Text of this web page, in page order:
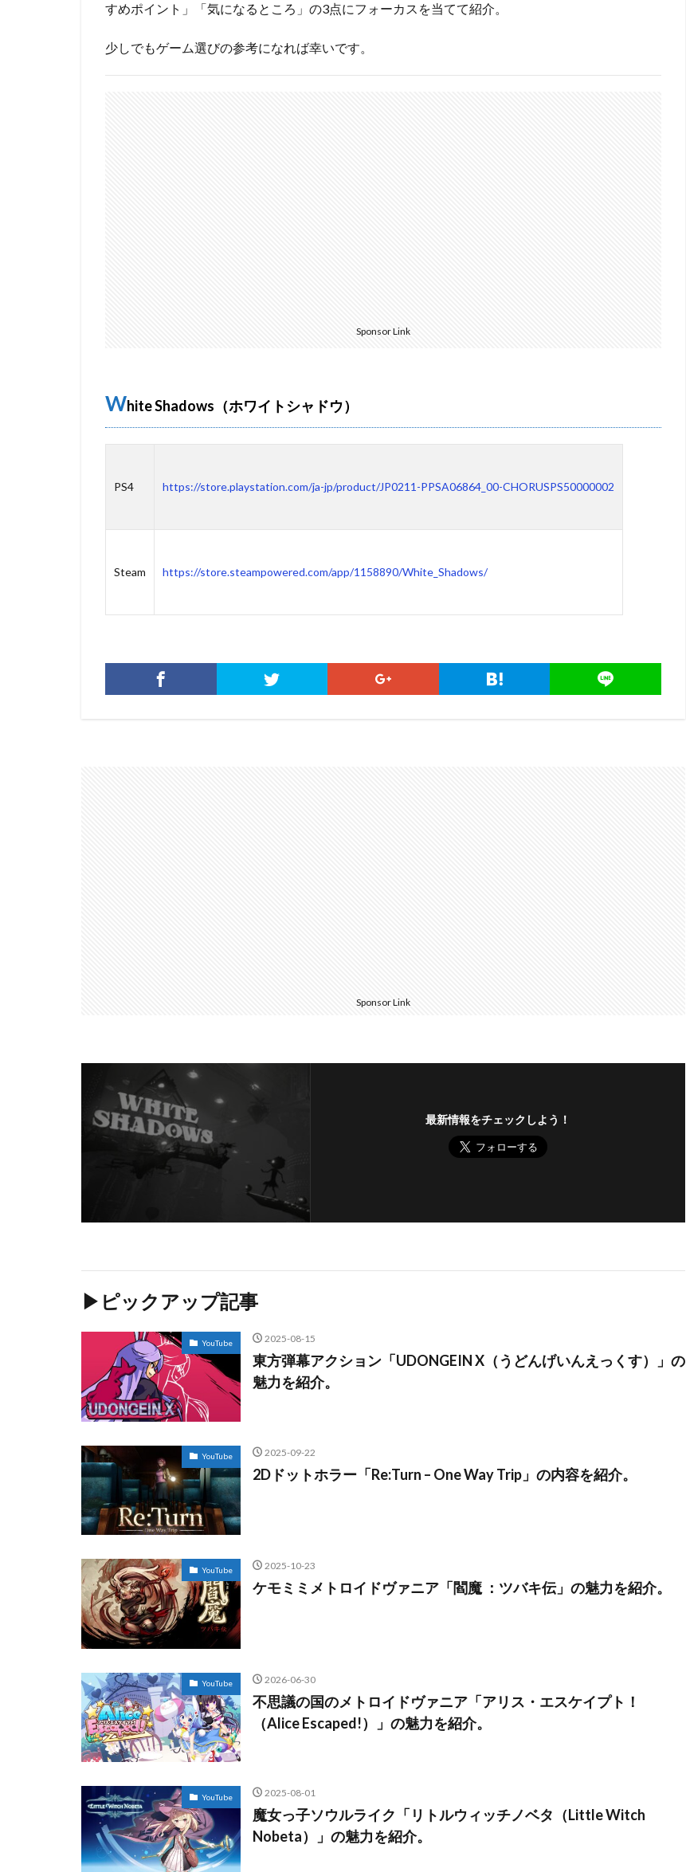
すめポイント」「気になるところ」の3点にフォーカスを当てて紹介。
少しでもゲーム選びの参考になれば幸いです。
Sponsor Link
White Shadows（ホワイトシャドウ）
PS4 https://store.playstation.com/ja-jp/product/JP0211-PPSA06864_00-CHORUSPS50000002
Steam https://store.steampowered.com/app/1158890/White_Shadows/
Sponsor Link
最新情報をチェックしよう！
▶ピックアップ記事
YouTube 2025-08-15
東方弾幕アクション「UDONGEIN X（うどんげいんえっくす）」の
魅力を紹介。
YouTube 2025-09-22
2Dドットホラー「Re:Turn – One Way Trip」の内容を紹介。
YouTube 2025-10-23
ケモミミメトロイドヴァニア「閻魔 ：ツバキ伝」の魅力を紹介。
YouTube 2026-06-30
不思議の国のメトロイドヴァニア「アリス・エスケイプト！
（Alice Escaped!）」の魅力を紹介。
YouTube 2025-08-01
魔女っ子ソウルライク「リトルウィッチノベタ（Little Witch
Nobeta）」の魅力を紹介。